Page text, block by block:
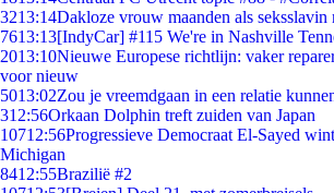
3213:14Dakloze vrouw maanden als seksslavin
7613:13[IndyCar] #115 We're in Nashville
2013:10Nieuwe Europese richtlijn: vaker
voor nieuw
5013:02Zou je vreemdgaan in een relatie
312:56Orkaan Dolphin treft zuiden van Japan
10712:56Progressieve Democraat El-Sayed
Michigan
8412:55Brazilië #2